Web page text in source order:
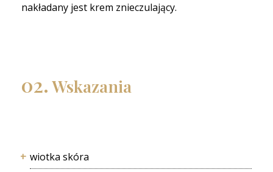
nakładany jest krem znieczulający.
02.Wskazania
wiotka skóra